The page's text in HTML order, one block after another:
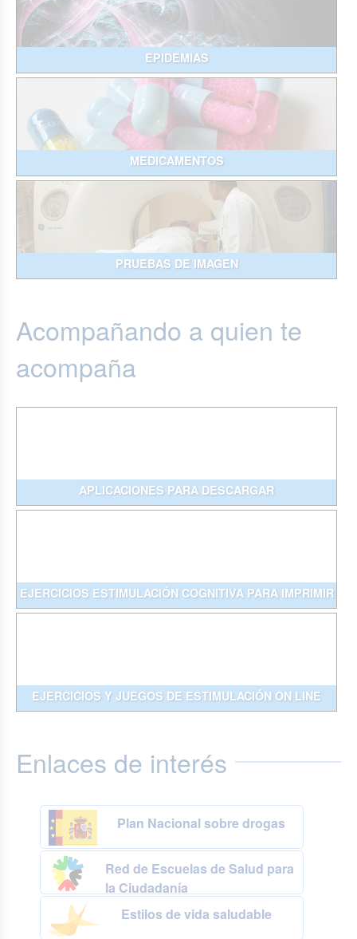
EPIDEMIAS
MEDICAMENTOS
PRUEBAS DE IMAGEN
Acompañando a quien te
acompaña
APLICACIONES PARA DESCARGAR
EJERCICIOS ESTIMULACIÓN COGNITIVA PARA IMPRIMIR
EJERCICIOS Y JUEGOS DE ESTIMULACIÓN ON LINE
Enlaces de interés
Plan Nacional sobre drogas
Red de Escuelas de Salud para
la Ciudadanía
Estilos de vida saludable